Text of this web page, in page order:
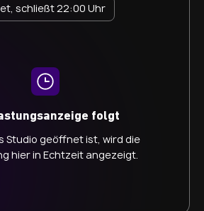
schließt 22:00 Uhr
folgt
Studio geöffnet ist, wird die
hier in Echtzeit angezeigt.